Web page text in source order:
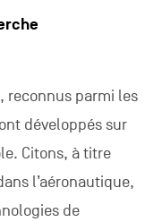
reconnus parmi les
développés sur
Citons, à titre
l’aéronautique,
de